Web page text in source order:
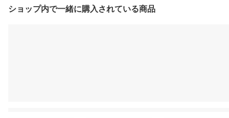
ショップ内で一緒に購入されている商品